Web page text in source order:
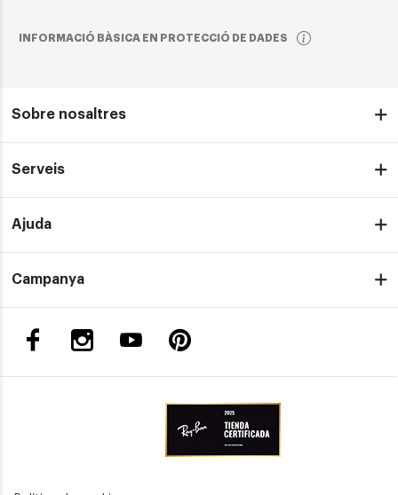
INFORMACIÓ BÀSICA EN PROTECCIÓ DE DADES
Sobre nosaltres
Serveis
Ajuda
Campanya